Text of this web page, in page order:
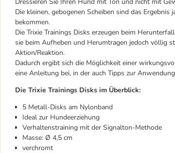
Die kleinen, gebogenen Scheiben sind das
bekommen.
Die Trixie Trainings Disks erzeugen beim
sie beim Aufheben und Herumtragen jedoch völlig
Aktion/Reaktion.
Dadurch ergibt sich die Möglichkeit einer
eine Anleitung bei, in der auch Tipps zur
Die Trixie Trainings Disks im Überblick:
5 Metall-Disks am Nylonband
Ideal zur Hundeerziehung
Verhaltenstraining mit der Signalton-Methode
Masse: Ø 4,5 cm
verchromt